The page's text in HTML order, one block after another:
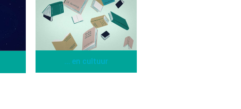
... en cultuur